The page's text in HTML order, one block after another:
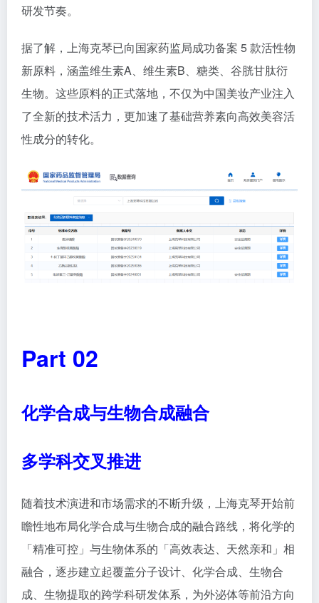
研发节奏。
据了解，上海克琴已向国家药监局成功备案 5 款活性物
新原料，涵盖维生素A、维生素B、糖类、谷胱甘肽衍
生物。这些原料的正式落地，不仅为中国美妆产业注入
了全新的技术活力，更加速了基础营养素向高效美容活
性成分的转化。
Part 02
化学合成与生物合成融合
多学科交叉推进
随着技术演进和市场需求的不断升级，上海克琴开始前
瞻性地布局化学合成与生物合成的融合路线，将化学的
「精准可控」与生物体系的「高效表达、天然亲和」相
融合，逐步建立起覆盖分子设计、化学合成、生物合
成、生物提取的跨学科研发体系，为外泌体等前沿方向